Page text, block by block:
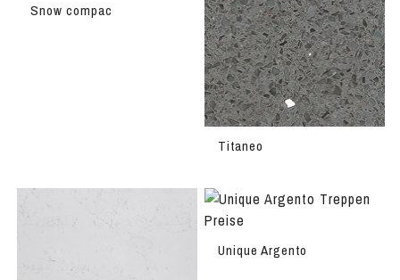
Snow compac
Titaneo
Unique Argento